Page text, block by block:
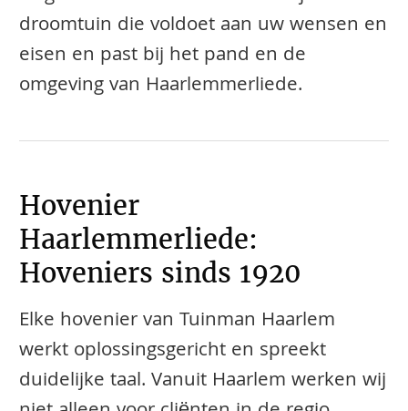
droomtuin die voldoet aan uw wensen en
eisen en past bij het pand en de
omgeving van Haarlemmerliede.
Hovenier
Haarlemmerliede:
Hoveniers sinds 1920
Elke hovenier van Tuinman Haarlem
werkt oplossingsgericht en spreekt
duidelijke taal. Vanuit Haarlem werken wij